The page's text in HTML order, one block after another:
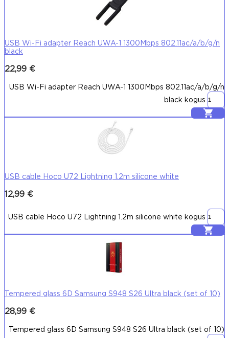
USB Wi-Fi adapter Reach UWA-1 1300Mbps 802.11ac/a/b/g/n
black
22,99 €
USB Wi-Fi adapter Reach UWA-1 1300Mbps 802.11ac/a/b/g/n
black kogus
Lisa korvi
USB cable Hoco U72 Lightning 1.2m silicone white
12,99 €
USB cable Hoco U72 Lightning 1.2m silicone white kogus
Lisa korvi
Tempered glass 6D Samsung S948 S26 Ultra black (set of 10)
28,99 €
Tempered glass 6D Samsung S948 S26 Ultra black (set of 10)